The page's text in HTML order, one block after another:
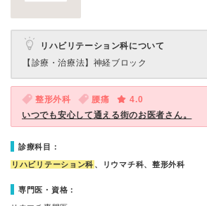
リハビリテーション科について
【診療・治療法】 神経ブロック
整形外科 腰痛
4.0
いつでも安心して通える街のお医者さん。
診療科目：
リハビリテーション科 、リウマチ科、整形外科
専門医・資格：